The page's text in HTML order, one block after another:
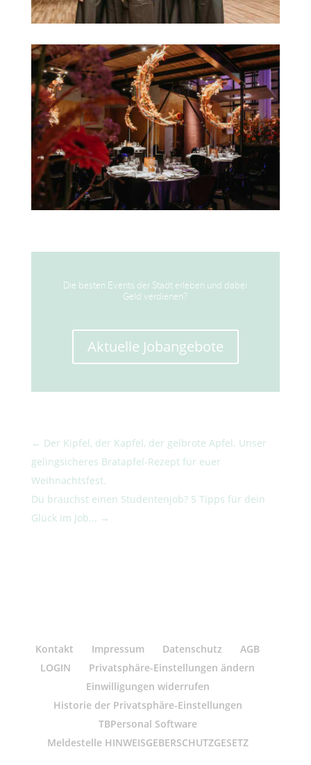
Die besten Events der Stadt erleben und dabei
Geld verdienen?
Aktuelle Jobangebote
← Der Kipfel, der Kapfel, der gelbrote Apfel. Unser
gelingsicheres Bratapfel-Rezept für euer
Weihnachtsfest.
Du brauchst einen Studentenjob? 5 Tipps für dein
Glück im Job... →
Kontakt Impressum Datenschutz
AGB
LOGIN
Privatsphäre-Einstellungen ändern
Einwilligungen widerrufen
Historie der Privatsphäre-Einstellungen
TBPersonal Software
Meldestelle HINWEISGEBERSCHUTZGESETZ